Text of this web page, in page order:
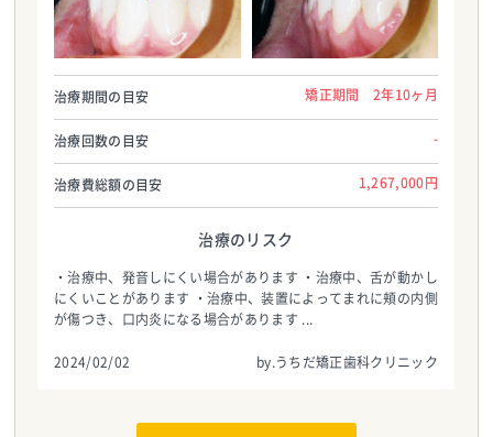
うちだ矯正歯科クリニック
TEL:0743721187
うちだ矯正歯科クリニック
TEL:0743721187
治療期間の目安 矯正期間 2年10ヶ月
治療回数の目安 -
治療費総額の目安 1,267,000円
治療のリスク
・治療中、発音しにくい場合があります ・治療中、舌が動かし
にくいことがあります ・治療中、装置によってまれに頬の内側
が傷つき、口内炎になる場合があります ...
2024/02/02 by.うちだ矯正歯科クリニック